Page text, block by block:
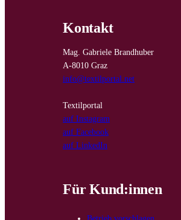
Kontakt
Mag. Gabriele Brandhuber
A-8010 Graz
info@textilportal.net
Textilportal
auf Instagram
auf Facebook
auf LinkedIn
Für Kund:innen